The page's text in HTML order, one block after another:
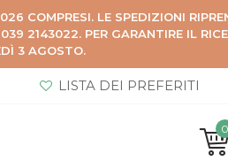
COMPRESI. LE SPEDIZIONI
2143022. PER GARANTIRE IL
3 AGOSTO.
LISTA DEI PREFERITI
0